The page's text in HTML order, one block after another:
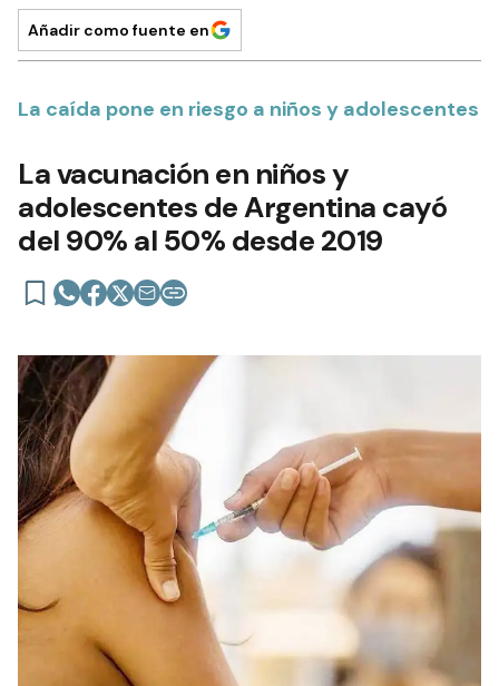
Añadir como fuente en
La caída pone en riesgo a niños y adolescentes
La vacunación en niños y
adolescentes de Argentina cayó
del 90% al 50% desde 2019